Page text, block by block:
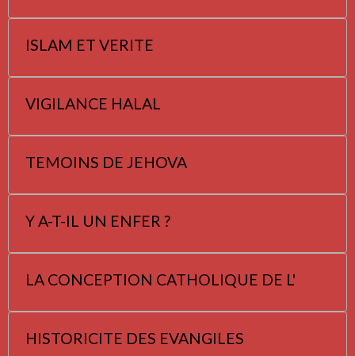
ISLAM ET VERITE
VIGILANCE HALAL
TEMOINS DE JEHOVA
Y A-T-IL UN ENFER ?
LA CONCEPTION CATHOLIQUE DE L'
HISTORICITE DES EVANGILES